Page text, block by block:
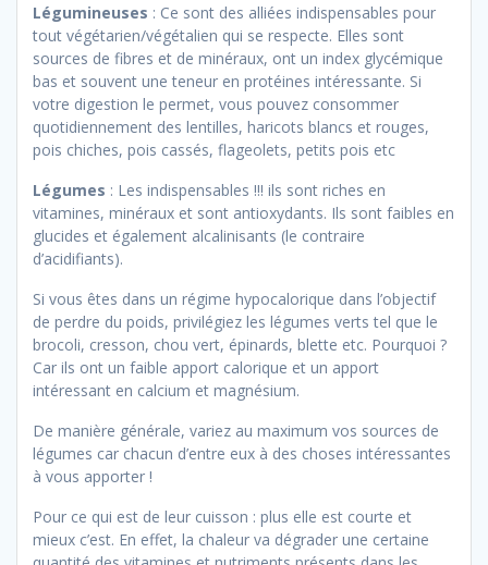
Légumineuses : Ce sont des alliées indispensables pour
tout végétarien/végétalien qui se respecte. Elles sont
sources de fibres et de minéraux, ont un index glycémique
bas et souvent une teneur en protéines intéressante. Si
votre digestion le permet, vous pouvez consommer
quotidiennement des lentilles, haricots blancs et rouges,
pois chiches, pois cassés, flageolets, petits pois etc
Légumes : Les indispensables !!! ils sont riches en
vitamines, minéraux et sont antioxydants. Ils sont faibles en
glucides et également alcalinisants (le contraire
d’acidifiants).
Si vous êtes dans un régime hypocalorique dans l’objectif
de perdre du poids, privilégiez les légumes verts tel que le
brocoli, cresson, chou vert, épinards, blette etc. Pourquoi ?
Car ils ont un faible apport calorique et un apport
intéressant en calcium et magnésium.
De manière générale, variez au maximum vos sources de
légumes car chacun d’entre eux à des choses intéressantes
à vous apporter !
Pour ce qui est de leur cuisson : plus elle est courte et
mieux c’est. En effet, la chaleur va dégrader une certaine